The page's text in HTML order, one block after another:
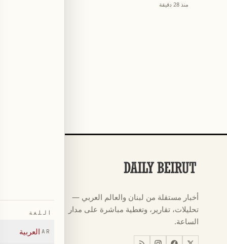
منذ 28 دقيقة
أخبار مستقلة من لبنان والعالم العربي —
تحليلات، تقارير، وتغطية مباشرة على مدار
الساعة.
كأس العالم
←أخبار
←اخبار لبنان
اللغة
AR العربية